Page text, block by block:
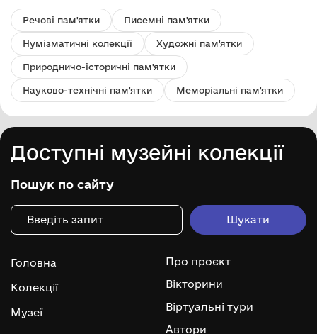
Речові пам'ятки Писемні пам'ятки
Нумізматичні колекції Художні пам'ятки
Природничо-історичні пам'ятки
Науково-технічні пам'ятки Меморіальні пам'ятки
Доступні музейні колекції
Пошук по сайту
Головна
Колекції
Музеї
Про проєкт
Вікторини
Віртуальні тури
Автори